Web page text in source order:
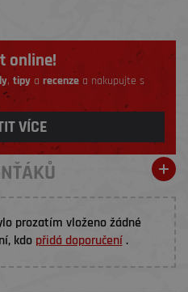
online!
,tipy a recenzea nakupujte s
VÍCE
prozatím vloženo žádné
kdo přidá doporučení.